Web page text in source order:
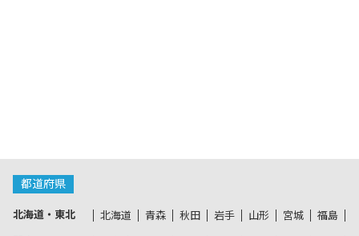
都道府県
北海道・東北 北海道 青森 秋田 岩手 山形 宮城 福島